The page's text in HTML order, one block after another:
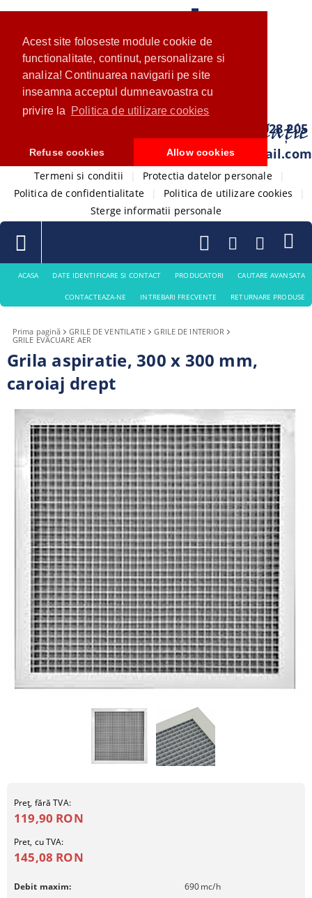
Acest site foloseste module cookie de
functionalitate, continut, personalizare si
analiza! Continuarea navigarii pe site
inseamna acceptul dumneavoastra cu
privire la
Politica de utilizare cookies
Refuse cookies Allow cookies
0733 028 205
com.ventistore@gmail.com
Termeni si conditii Protectia datelor personale
Politica de confidentialitate
Politica de utilizare cookies
Sterge informatii personale
ACASA DATE IDENTIFICARE SI CONTACT PRODUCATORI CAUTARE AVANSATA
CONTACTEAZA-NE INTREBARI FRECVENTE RETURNARE PRODUSE
Prima pagină GRILE DE VENTILATIE
GRILE DE INTERIOR
GRILE EVACUARE AER
Grila aspiratie, 300 x 300 mm,
caroiaj drept
Preţ, fără TVA:
119,90 RON
Pret, cu TVA:
145,08 RON
Debit maxim: 690mc/h